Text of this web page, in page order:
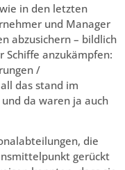
in den letzten
und Manager
abzusichern – bildlich
Schiffe anzukämpfen:
/
das stand im
da waren ja auch
die
gerückt